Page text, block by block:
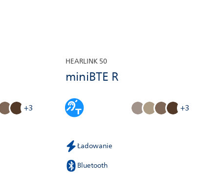
+3
HEARLINK 50
miniBTE R
+3
Ładowanie
Bluetooth